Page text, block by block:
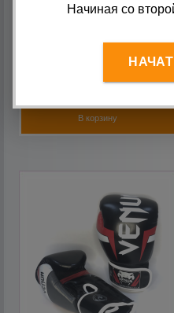
Перчатки боксерские
В корзину
Начиная со